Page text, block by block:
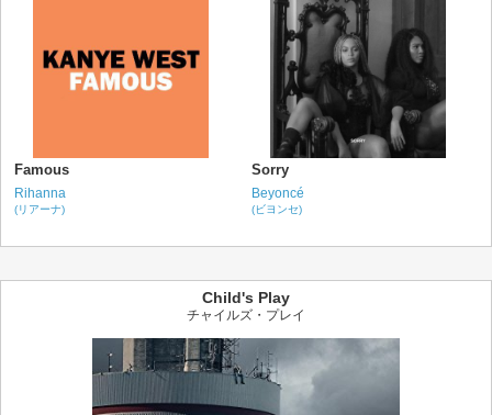
Famous
Rihanna
(リアーナ)
Sorry
Beyoncé
(ビヨンセ)
Child's Play
チャイルズ・プレイ